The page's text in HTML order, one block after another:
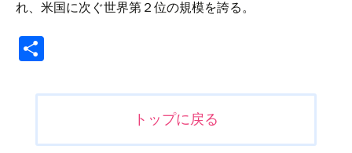
れ、米国に次ぐ世界第２位の規模を誇る。
トップに戻る